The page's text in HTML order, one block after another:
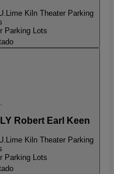
Lime Kiln Theater Parking
Parking Lots
Robert Earl Keen
Lime Kiln Theater Parking
Parking Lots